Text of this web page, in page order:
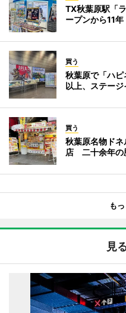
TX秋葉原駅「
ープンから11年
買う
秋葉原で「ハ
以上、ステー
買う
秋葉原名物ド
店 二十余年の
も
見